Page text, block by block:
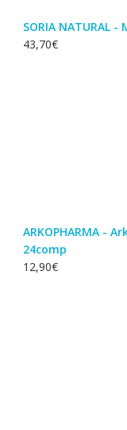
SORIA NATURAL
43,70€
ARKOPHARMA -
24comp
12,90€